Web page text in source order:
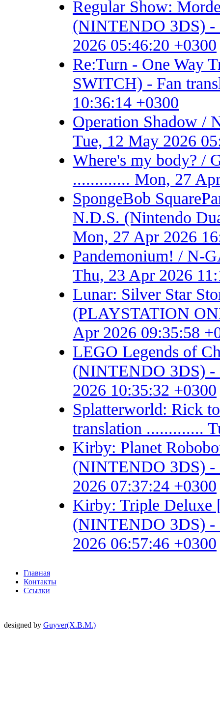
Regular Show:
(NINTENDO 3DS) -
2026 05:46:20 +0300
Re:Turn - One Way
SWITCH) - Fan
10:36:14 +0300
Operation Shadow
Tue, 12 May 2026
Where's my body? /
............. Mon, 27
SpongeBob
N.D.S. (Nintendo
Mon, 27 Apr 2026
Pandemonium! / N-
Thu, 23 Apr 2026
Lunar: Silver Star
(PLAYSTATION
Apr 2026 09:35:58
LEGO Legends of
(NINTENDO 3DS) -
2026 10:35:32 +0300
Splatterworld: Rick
translation .............
Kirby: Planet
(NINTENDO 3DS) -
2026 07:37:24 +0300
Kirby: Triple
(NINTENDO 3DS) -
2026 06:57:46 +0300
Главная
Контакты
Ссылки
designed by Guyver(X.B.M.)